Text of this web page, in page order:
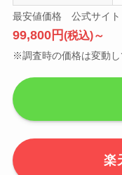
最安値価格 公式サイト
99,800円(税込)～
※調査時の価格は変動し
楽